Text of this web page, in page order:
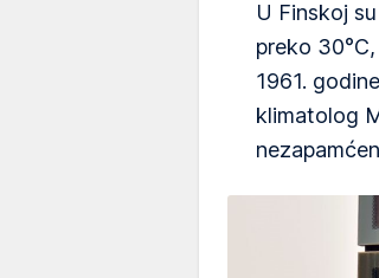
U Finskoj
preko
1961.
klimatolog